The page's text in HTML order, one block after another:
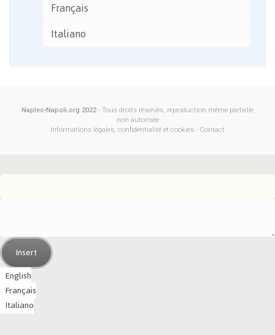
Français
Italiano
Naples-Napoli.org 2022 - Tous droits réservés, reproduction même partielle
non autorisée
Informations légales, confidentialité et cookies - Contact
Insert
English
Français
Italiano